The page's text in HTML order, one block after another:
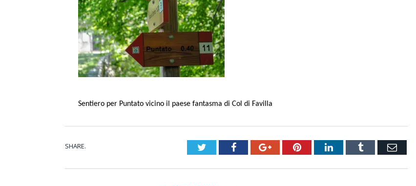
Sentiero per Puntato vicino il paese fantasma di Col di Favilla
SHARE. TwitterFacebookGoogle+PinterestLinkedInTumblr Email